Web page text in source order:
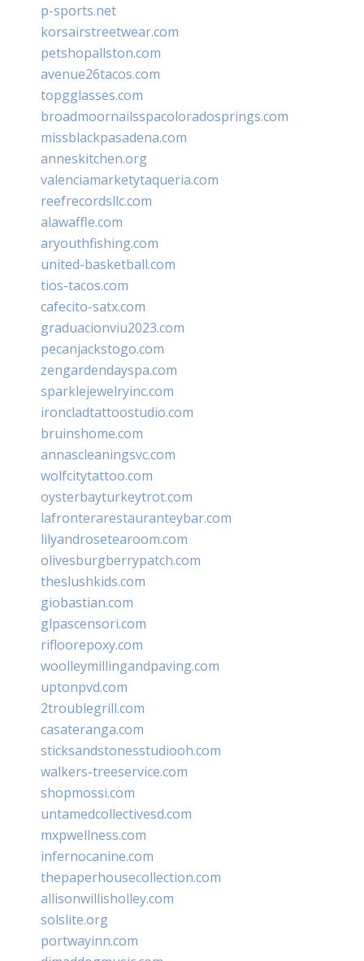
p-sports.net
korsairstreetwear.com
petshopallston.com
avenue26tacos.com
topgglasses.com
broadmoornailsspacoloradosprings.com
missblackpasadena.com
anneskitchen.org
valenciamarketytaqueria.com
reefrecordsllc.com
alawaffle.com
aryouthfishing.com
united-basketball.com
tios-tacos.com
cafecito-satx.com
graduacionviu2023.com
pecanjackstogo.com
zengardendayspa.com
sparklejewelryinc.com
ironcladtattoostudio.com
bruinshome.com
annascleaningsvc.com
wolfcitytattoo.com
oysterbayturkeytrot.com
lafronterarestauranteybar.com
lilyandrosetearoom.com
olivesburgberrypatch.com
theslushkids.com
giobastian.com
glpascensori.com
rifloorepoxy.com
woolleymillingandpaving.com
uptonpvd.com
2troublegrill.com
casateranga.com
sticksandstonesstudiooh.com
walkers-treeservice.com
shopmossi.com
untamedcollectivesd.com
mxpwellness.com
infernocanine.com
thepaperhousecollection.com
allisonwillisholley.com
solslite.org
portwayinn.com